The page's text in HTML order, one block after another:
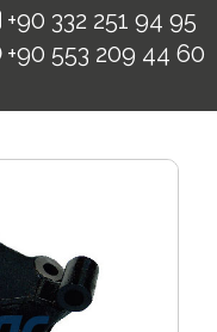
+90 332 251 94 95
+90 553 209 44 60